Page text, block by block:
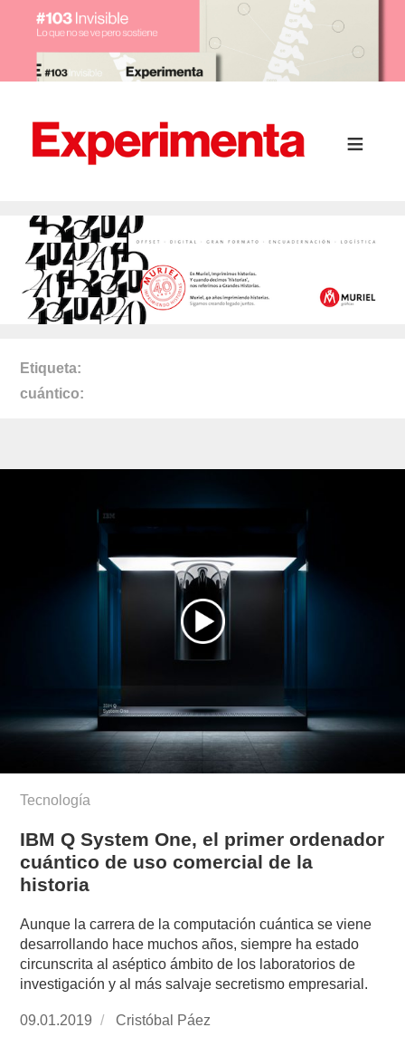
Etiqueta
cuántico
Tecnología
IBM Q System One, el primer ordenador
cuántico de uso comercial de la
historia
Aunque la carrera de la computación cuántica se viene
desarrollando hace muchos años, siempre ha estado
circunscrita al aséptico ámbito de los laboratorios de
investigación y al más salvaje secretismo empresarial.
Publicado
09.01.2019
https://www.experimenta.es/author/cristobal-
Cristóbal Páez